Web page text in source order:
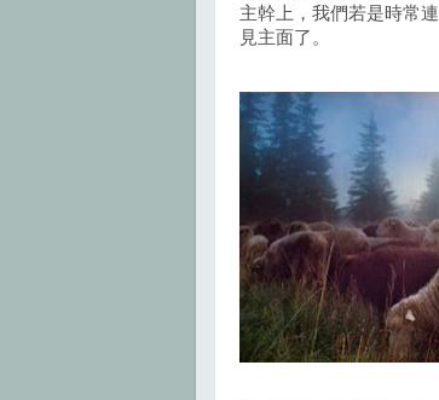
主幹上，我們若是時常
見主面了。